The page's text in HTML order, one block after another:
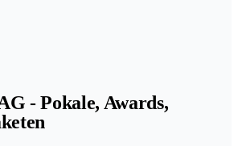
- Pokale, Awards,